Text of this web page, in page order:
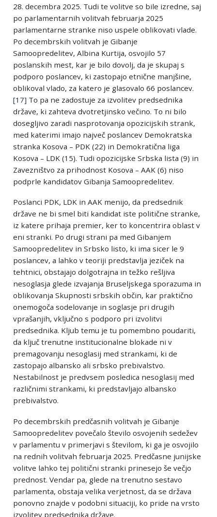
28. decembra 2025. Tudi te volitve so bile izredne, saj
po parlamentarnih volitvah februarja 2025
parlamentarne stranke niso uspele oblikovati vlade.
Po decembrskih volitvah je Gibanje
Samoopredelitev, Albina Kurtija, osvojilo 57
poslanskih mest, kar je bilo dovolj, da je skupaj s
podporo poslancev, ki zastopajo etnične manjšine,
oblikoval vlado, za katero je glasovalo 66 poslancev.
[17] To pa ne zadostuje za izvolitev predsednika
države, ki zahteva dvotretjinsko večino. To ni bilo
dosegljivo zaradi nasprotovanja opozicijskih strank,
med katerimi imajo največ poslancev Demokratska
stranka Kosova – PDK (22) in Demokratična liga
Kosova – LDK (15). Tudi opozicijske Srbska lista (9) in
Zavezništvo za prihodnost Kosova – AAK (6) niso
podprle kandidatov Gibanja Samoopredelitev.
Poslanci PDK, LDK in AAK menijo, da predsednik
države ne bi smel biti kandidat iste politične stranke,
iz katere prihaja premier, ker to koncentrira oblast v
eni stranki. Po drugi strani pa med Gibanjem
Samoopredelitev in Srbsko listo, ki ima sicer le 9
poslancev, a lahko v teoriji predstavlja jeziček na
tehtnici, obstajajo dolgotrajna in težko rešljiva
nesoglasja glede izvajanja Bruseljskega sporazuma in
oblikovanja Skupnosti srbskih občin, kar praktično
onemogoča sodelovanje in soglasje pri drugih
vprašanjih, vključno s podporo pri izvolitvi
predsednika. Kljub temu je tu pomembno poudariti,
da ključ trenutne institucionalne blokade ni v
premagovanju nesoglasij med strankami, ki de
zastopajo albansko ali srbsko prebivalstvo.
Nestabilnost je predvsem posledica nesoglasij med
različnimi strankami, ki predstavljajo albansko
prebivalstvo.
Po decembrskih predčasnih volitvah je Gibanje
Samoopredelitev povečalo število osvojenih sedežev
v parlamentu v primerjavi s številom, ki ga je osvojilo
na rednih volitvah februarja 2025. Predčasne junijske
volitve lahko tej politični stranki prinesejo še večjo
prednost. Vendar pa, glede na trenutno sestavo
parlamenta, obstaja velika verjetnost, da se država
ponovno znajde v podobni situaciji, ko pride na vrsto
izvolitev predsednika države.